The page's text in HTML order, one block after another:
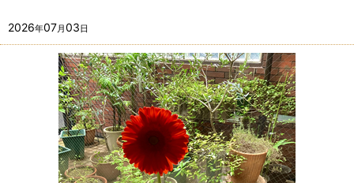
2026年07月03日